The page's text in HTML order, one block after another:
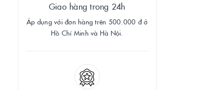
Giao hàng trong 24h
Áp dụng với đơn hàng trên 500.000 đ ở
Hồ Chí Minh và Hà Nội.